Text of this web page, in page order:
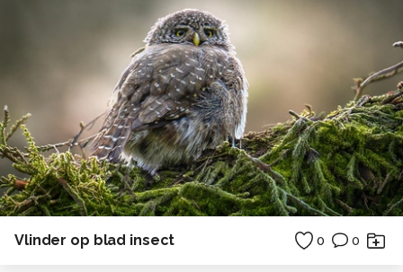
Vlinder op blad insect 0 0